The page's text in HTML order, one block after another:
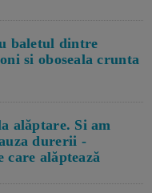
baletul dintre
si oboseala crunta
alăptare. Si am
durerii -
care alăptează